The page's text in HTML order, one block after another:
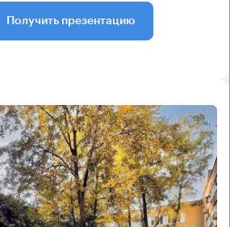
Получить презентацию